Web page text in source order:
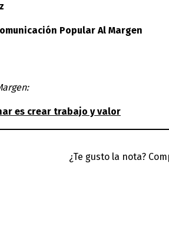
Popular Al Margen
es crear trabajo y valor
¿Te gusto la nota?